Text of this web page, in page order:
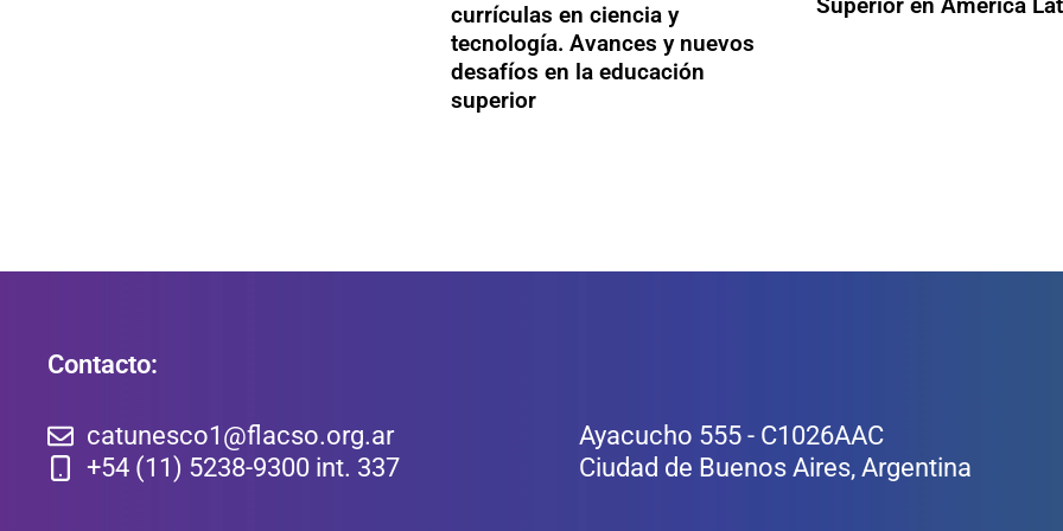
currículas en ciencia y
tecnología. Avances y nuevos
desafíos en la educación
superior
Superior en América
Contacto:
catunesco1@flacso.org.ar
+54 (11) 5238-9300 int. 337
Ayacucho 555 - C1026AAC
Ciudad de Buenos Aires, Argentina